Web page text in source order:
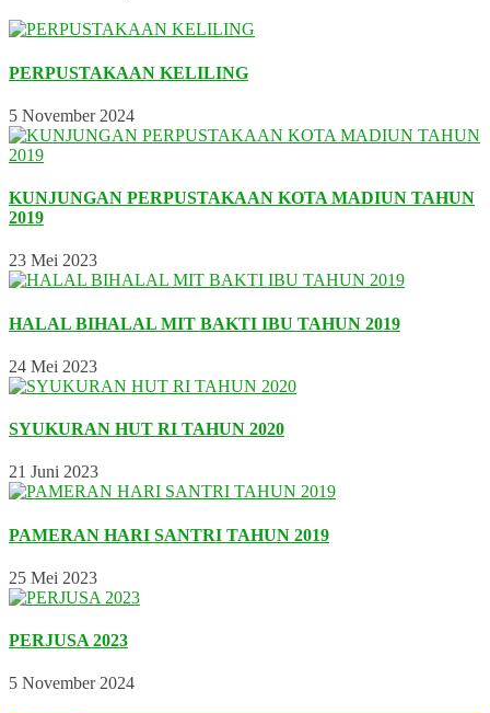
PERPUSTAKAAN KELILING
5 November 2024
KUNJUNGAN PERPUSTAKAAN KOTA MADIUN TAHUN
2019
23 Mei 2023
HALAL BIHALAL MIT BAKTI IBU TAHUN 2019
24 Mei 2023
SYUKURAN HUT RI TAHUN 2020
21 Juni 2023
PAMERAN HARI SANTRI TAHUN 2019
25 Mei 2023
PERJUSA 2023
5 November 2024